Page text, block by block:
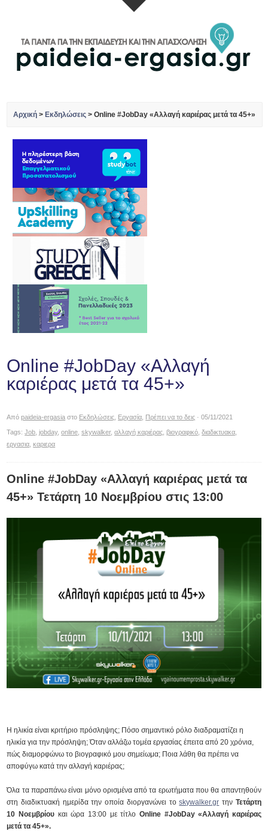
Αρχική > Εκδηλώσεις >Online #JobDay «Αλλαγή καριέρας μετά τα 45+»
Online #JobDay «Αλλαγή
καριέρας μετά τα 45+»
Απόpaideia-ergasia στο Εκδηλώσεις Εργασία Πρέπει να το δεις · 05/11/2021
Tags:Job ,jobday,online ,skywalker,αλλαγή καριέρας ,βιογραφικό ,διαδικτυακα
εργασια ,καριερα
Online #JobDay «Αλλαγή καριέρας μετά τα
45+» Τετάρτη 10 Νοεμβρίου στις 13:00
Η ηλικία είναι κριτήριο πρόσληψης; Πόσο σημαντικό ρόλο διαδραματίζει η
ηλικία για την πρόσληψη; Όταν αλλάζω τομέα εργασίας έπειτα από 20 χρόνια,
πώς διαμορφώνω το βιογραφικό μου σημείωμα; Ποια λάθη θα πρέπει να
αποφύγω κατά την αλλαγή καριέρας;
Όλα τα παραπάνω είναι μόνο ορισμένα από τα ερωτήματα που θα απαντηθούν
στη διαδικτυακή ημερίδα την οποία διοργανώνει τοskywalker.gr την Τετάρτη
10 Νοεμβρίουκαι ώρα 13:00 με τίτλο Online #JobDay «Αλλαγή καριέρας
μετά τα 45+».